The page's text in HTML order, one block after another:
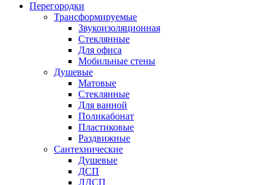
Перегородки
Трансформируемые
Звукоизоляционная
Стеклянные
Для офиса
Мобильные стены
Душевые
Матовые
Стеклянные
Для ванной
Поликабонат
Пластиковые
Раздвижные
Сантехнические
Душевые
ДСП
ЛДСП